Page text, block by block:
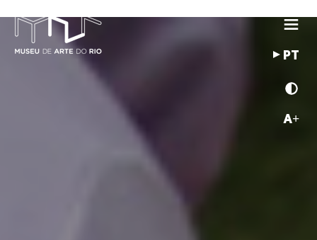
PT
A+